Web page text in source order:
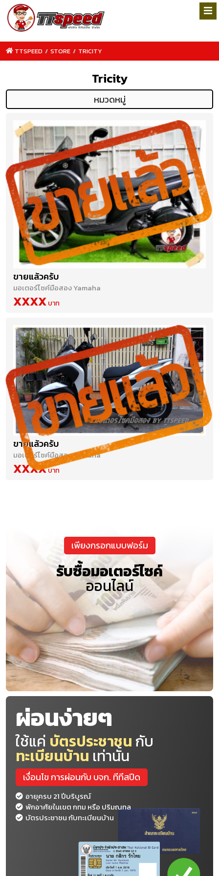
TTSPEED.COM
TTSPEED / STORE / TRICITY
Tricity
หมวดหมู่
ขายแล้วครับ
มอเตอร์ไซค์มือสอง Yamaha
XXXX
ขายแล้วครับ
มอเตอร์ไซค์มือสอง Yamaha
XXXX
เพียงกรอกแบบฟอร์ม
รับซื้อมอเตอร์ไซค์
ออนไลน์
ผ่อนง่ายๆ
ใช้แค่ บัตรประชาชน กับ
ทะเบียนบ้าน เท่านั้น
เงื่อนไข การผ่อนกับ บจก. ทีทีสปีด
อายุครบ 21 ปีบริบูรณ์
พักอาศัยในเขต กทม หรือ ปริมณทล
บัตรประชาชน กับทะเบียนบ้าน